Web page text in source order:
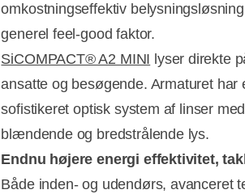
omkostningseffektiv
generel feel-good faktor.
SiCOMPACT® A2 MINI lyser direkte
ansatte og besøgende. Armaturet
sofistikeret optisk system af linser
blændende og bredstrålende lys.
Endnu højere energi effektivitet,
Både inden- og udendørs, avanceret